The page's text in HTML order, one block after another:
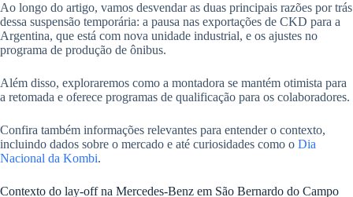
Ao longo do artigo, vamos desvendar as duas principais razões por trás
dessa suspensão temporária: a pausa nas exportações de CKD para a
Argentina, que está com nova unidade industrial, e os ajustes no
programa de produção de ônibus.
Além disso, exploraremos como a montadora se mantém otimista para
a retomada e oferece programas de qualificação para os colaboradores.
Confira também informações relevantes para entender o contexto,
incluindo dados sobre o mercado e até curiosidades como o Dia
Nacional da Kombi.
Contexto do lay-off na Mercedes-Benz em São Bernardo do Campo